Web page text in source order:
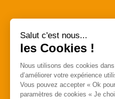
Salut c'est nous...
les Cookies !
Nous utilisons des cookies
d’améliorer votre expérience
Vous pouvez accepter « Ok
paramètres de cookies « Je